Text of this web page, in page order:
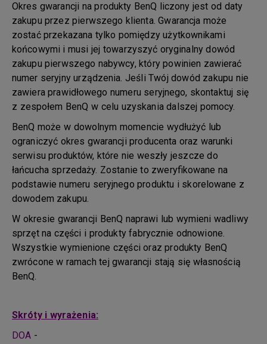
Okres gwarancji na produkty BenQ liczony jest od daty
zakupu przez pierwszego klienta. Gwarancja może
zostać przekazana tylko pomiędzy użytkownikami
końcowymi i musi jej towarzyszyć oryginalny dowód
zakupu pierwszego nabywcy, który powinien zawierać
numer seryjny urządzenia. Jeśli Twój dowód zakupu nie
zawiera prawidłowego numeru seryjnego, skontaktuj się
z zespołem BenQ w celu uzyskania dalszej pomocy.
BenQ może w dowolnym momencie wydłużyć lub
ograniczyć okres gwarancji producenta oraz warunki
serwisu produktów, które nie weszły jeszcze do
łańcucha sprzedaży. Zostanie to zweryfikowane na
podstawie numeru seryjnego produktu i skorelowane z
dowodem zakupu.
W okresie gwarancji BenQ naprawi lub wymieni wadliwy
sprzęt na części i produkty fabrycznie odnowione.
Wszystkie wymienione części oraz produkty BenQ
zwrócone w ramach tej gwarancji stają się własnością
BenQ.
Skróty i wyrażenia:
DOA -